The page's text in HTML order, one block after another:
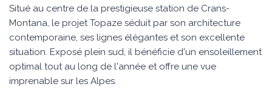
Situé au centre de la prestigieuse station de Crans-
Montana, le projet Topaze séduit par son architecture
contemporaine, ses lignes élégantes et son excellente
situation. Exposé plein sud, il bénéficie d'un ensoleillement
optimal tout au long de l'année et offre une vue
imprenable sur les Alpes.